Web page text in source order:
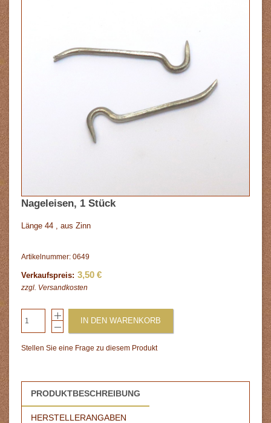
Nageleisen, 1 Stück
Länge 44 , aus Zinn
Artikelnummer: 0649
Verkaufspreis: 3,50 €
zzgl. Versandkosten
IN DEN WARENKORB
Stellen Sie eine Frage zu diesem Produkt
PRODUKTBESCHREIBUNG
HERSTELLERANGABEN